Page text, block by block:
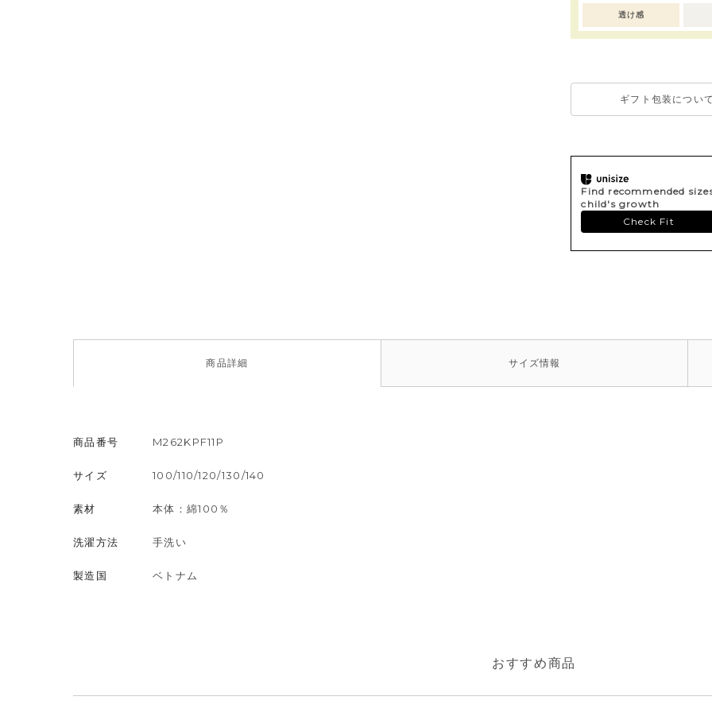
透け感
ギフト包装につい
Find recommended
child's growth
Check Fit
商品詳細 サイズ情報
商品番号 M262KPF11P
サイズ 100/110/120/130/140
素材 本体：綿100％
洗濯方法 手洗い
製造国 ベトナム
おすすめ商品